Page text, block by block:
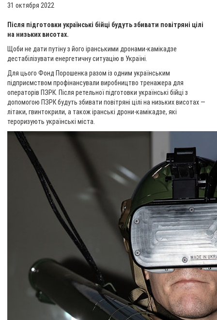
31 октября 2022
Після підготовки українські бійці будуть збивати повітряні цілі
на низьких висотах.
Щоби не дати путіну з його іранськими дронами-камікадзе
дестабілізувати енергетичну ситуацію в Україні.
Для цього Фонд Порошенка разом із одним українським
підприємством профінансували виробництво тренажера для
операторів ПЗРК. Після ретельної підготовки українські бійці з
допомогою ПЗРК будуть збивати повітряні цілі на низьких висотах —
літаки, гвинтокрили, а також іранські дрони-камікадзе, які
тероризують українські міста.